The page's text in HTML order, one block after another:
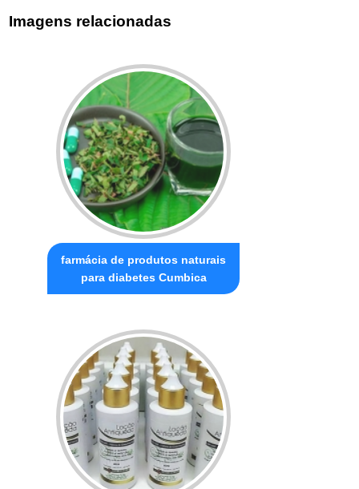
Imagens relacionadas
farmácia de produtos naturais
para diabetes Cumbica